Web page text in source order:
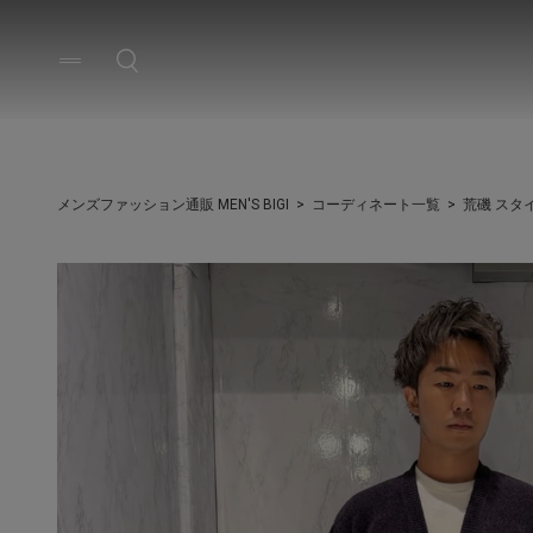
メンズファッション通販 MEN'S BIGI コーディネート一覧 荒磯 スタ